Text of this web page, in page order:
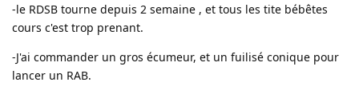
-le RDSB tourne depuis 2 semaine , et tous les tite bébêtes
cours c'est trop prenant.
-J'ai commander un gros écumeur, et un fuilisé conique pour
lancer un RAB.